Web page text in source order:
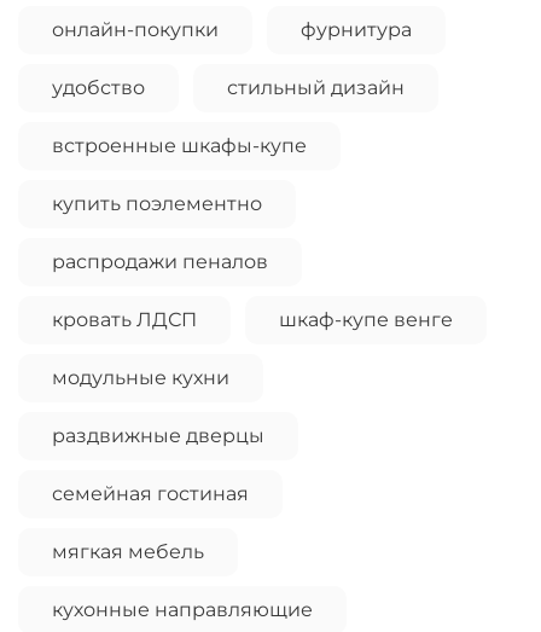
онлайн-покупки фурнитура
удобство стильный дизайн
встроенные шкафы-купе
купить поэлементно
распродажи пеналов
кровать ЛДСП шкаф-купе венге
модульные кухни
раздвижные дверцы
семейная гостиная
мягкая мебель
кухонные направляющие